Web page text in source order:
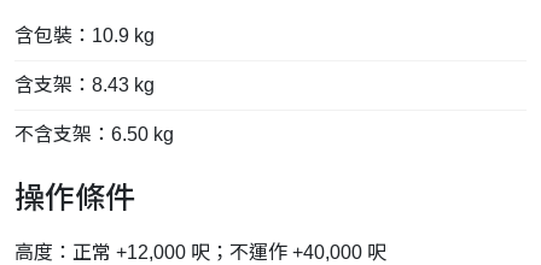
含包裝：10.9 kg
含支架：8.43 kg
不含支架：6.50 kg
操作條件
高度：正常 +12,000 呎；不運作 +40,000 呎